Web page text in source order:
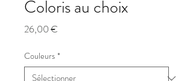
Coloris au choix
26,00 €
Couleurs *